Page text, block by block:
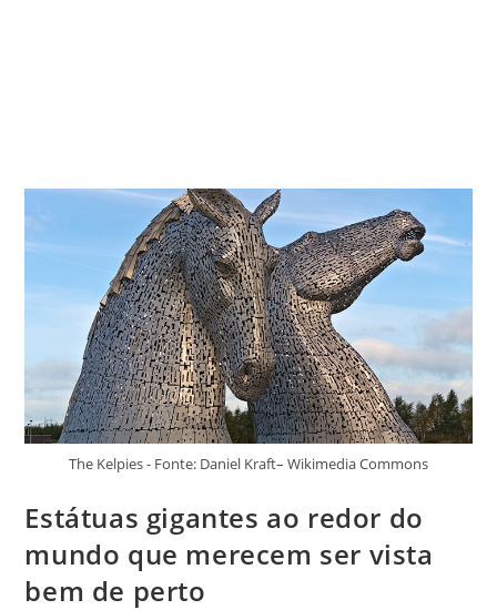
The Kelpies - Fonte: Daniel Kraft– Wikimedia Commons
Estátuas gigantes ao redor do
mundo que merecem ser vista
bem de perto